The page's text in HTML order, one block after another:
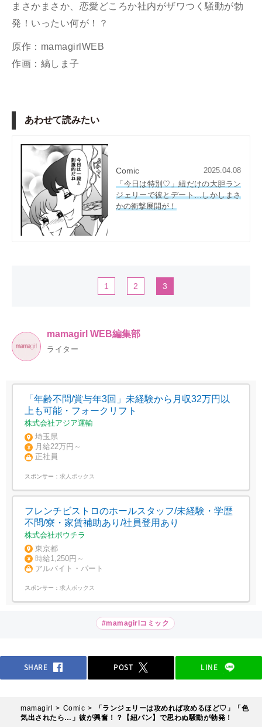
まさかまさか、恋愛どころか社内がザワつく騒動が勃
発！いったい何が！？
原作：mamagirlWEB
作画：縞しま子
あわせて読みたい
Comic
2025.04.08
「今日は特別♡」紐だけの大胆ラン
ジェリーで彼とデート…しかしまさ
かの衝撃展開が！
1 2 3
mamagirl WEB編集部
ライター
「年齢不問/賞与年3回」未経験から月収32万円以
上も可能・フォークリフト
株式会社アジア運輸
埼玉県
月給22万円～
正社員
スポンサー： 求人ボックス
フレンチビストロのホールスタッフ/未経験・学歴
不問/寮・家賃補助あり/社員登用あり
株式会社ボウチラ
東京都
時給1,250円～
アルバイト・パート
スポンサー： 求人ボックス
#mamagirlコミック
SHARE POST LINE
mamagirl Comic
「ランジェリーは攻めれば攻めるほど♡」「色
気出されたら…」彼が興奮！？【紐パン】で思わぬ騒動が勃発！